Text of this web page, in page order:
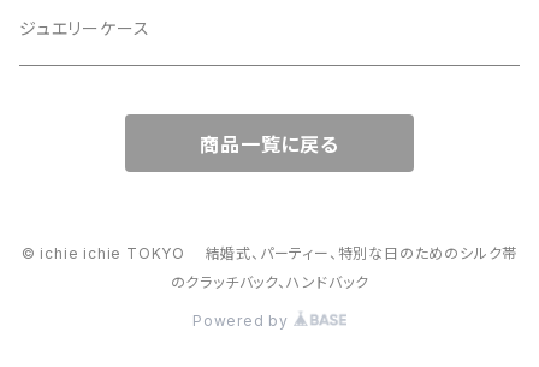
スマホショルダー、サコッシュ
トートーバッグ
コロンとしたハンドバッグ
ミニポーチ
ジュエリーケース
商品一覧に戻る
© ichie ichie TOKYO 結婚式、パーティー、特別な日のためのシルク帯
のクラッチバック、ハンドバック
Powered by